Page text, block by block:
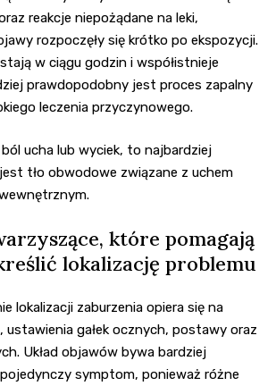
reakcje niepożądane na leki,
rozpoczęły się krótko po ekspozycji.
w ciągu godzin i współistnieje
prawdopodobny jest proces zapalny
leczenia przyczynowego.
ucha lub wyciek, to najbardziej
tło obwodowe związane z uchem
które pomagają
lokalizację problemu
lokalizacji zaburzenia opiera się na
ustawienia gałek ocznych, postawy oraz
Układ objawów bywa bardziej
symptom, ponieważ różne